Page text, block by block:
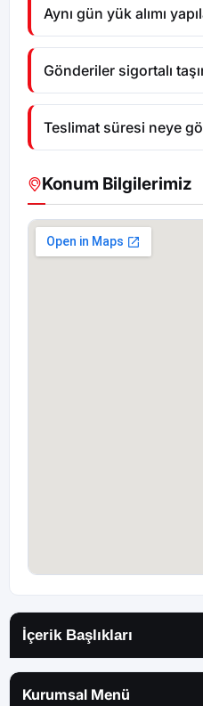
Aynı gün yük alımı
Gönderiler sigortalı
Teslimat süresi neye
Konum Bilgilerimiz
İçerik Başlıkları
Kurumsal Menü